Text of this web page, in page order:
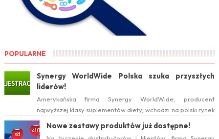
POPULARNE
Synergy WorldWide Polska szuka przyszłych
liderów!
Amerykańska firma Synergy WorldWide, producent
najwyższej klasy suplementów diety, wchodzi na polski rynek
już w tym roku. Serwis internetow...
Nowe zestawy produktów już dostępne!